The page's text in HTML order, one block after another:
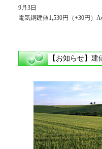
9月3日
電気銅建値1,530円（+30円）
【お知らせ】 建